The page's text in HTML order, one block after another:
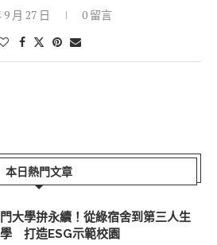
9 月 27 日 0 留言
本日熱門文章
大學拚永續！從綠宿舍到第三人生
打造ESG示範校園